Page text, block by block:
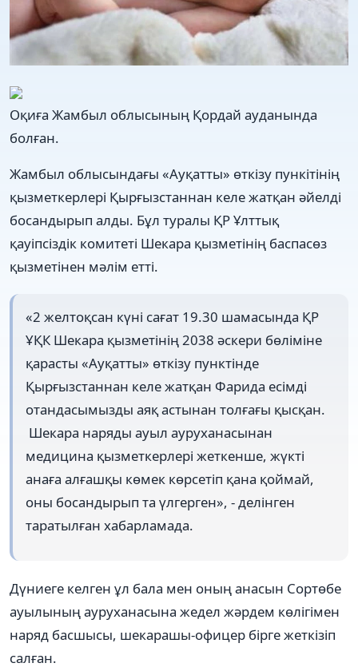
Оқиға Жамбыл облысының Қордай ауданында
болған.
Жамбыл облысындағы «Ауқатты» өткізу пункітінің
қызметкерлері Қырғызстаннан келе жатқан әйелді
босандырып алды. Бұл туралы ҚР Ұлттық
қауіпсіздік комитеті Шекара қызметінің баспасөз
қызметінен мәлім етті.
«2 желтоқсан күні сағат 19.30 шамасында ҚР
ҰҚК Шекара қызметінің 2038 әскери бөліміне
қарасты «Ауқатты» өткізу пунктінде
Қырғызстаннан келе жатқан Фарида есімді
отандасымызды аяқ астынан толғағы қысқан.
Шекара наряды ауыл ауруханасынан
медицина қызметкерлері жеткенше, жүкті
анаға алғашқы көмек көрсетіп қана қоймай,
оны босандырып та үлгерген», - делінген
таратылған хабарламада.
Дүниеге келген ұл бала мен оның анасын Сортөбе
ауылының ауруханасына жедел жәрдем көлігімен
наряд басшысы, шекарашы-офицер бірге жеткізіп
салған.